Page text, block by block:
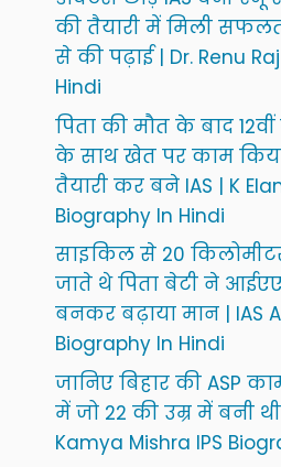
की तैयारी में मिली
से की पढ़ाई | Dr. Renu
Hindi
पिता की मौत के बाद
के साथ खेत पर काम किया
तैयारी कर बने IAS | K
Biography In Hindi
साइकिल से 20
जाते थे पिता बेटी ने
बनकर बढ़ाया मान | IAS
Biography In Hindi
जानिए बिहार की ASP
में जो 22 की उम्र में बनी
Kamya Mishra IPS